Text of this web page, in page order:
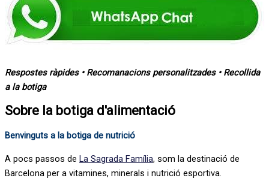
Respostes ràpides • Recomanacions personalitzades • Recollida
a la botiga
Sobre la botiga d'alimentació
Benvinguts a la botiga de nutrició
A pocs passos de La Sagrada Família, som la destinació de
Barcelona per a vitamines, minerals i nutrició esportiva.